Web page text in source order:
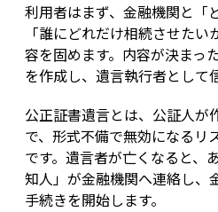
利用者はまず、金融機関と「
「誰にどれだけ相続させた
容を固めます。内容が決まっ
を作成し、遺言執行者として
公正証書遺言とは、公証人が
で、形式不備で無効になるリ
です。遺言者が亡くなると、
知人」が金融機関へ連絡し、
手続きを開始します。